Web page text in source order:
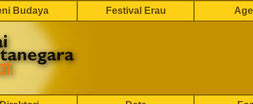
Budaya Festival Erau